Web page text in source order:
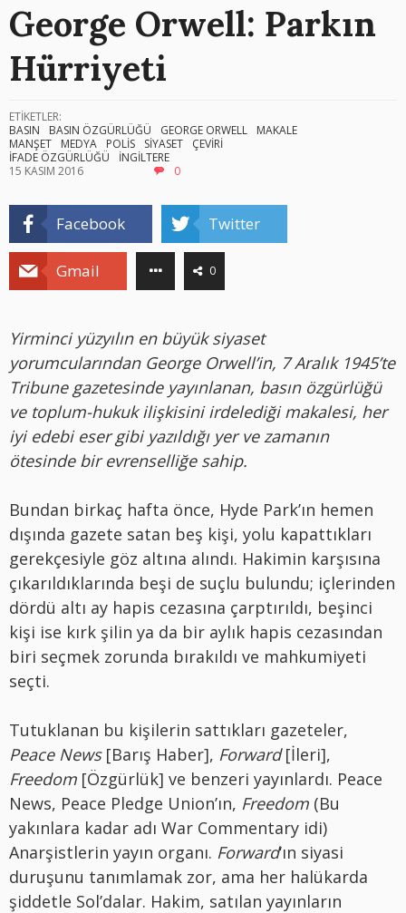
George Orwell: Parkın
Hürriyeti
ETİKETLER:
BASIN
BASIN ÖZGÜRLÜĞÜ GEORGE ORWELL
MAKALE
MANŞET
MEDYA POLİS SİYASET
ÇEVİRİ
İFADE ÖZGÜRLÜĞÜ
İNGİLTERE
15 KASIM 2016
0
Facebook Twitter
Gmail 0
Yirminci yüzyılın en büyük siyaset
yorumcularından George Orwell’in, 7 Aralık 1945’te
Tribune gazetesinde yayınlanan, basın özgürlüğü
ve toplum-hukuk ilişkisini irdelediği makalesi, her
iyi edebi eser gibi yazıldığı yer ve zamanın
ötesinde bir evrenselliğe sahip.
Bundan birkaç hafta önce, Hyde Park’ın hemen
dışında gazete satan beş kişi, yolu kapattıkları
gerekçesiyle göz altına alındı. Hakimin karşısına
çıkarıldıklarında beşi de suçlu bulundu; içlerinden
dördü altı ay hapis cezasına çarptırıldı, beşinci
kişi ise kırk şilin ya da bir aylık hapis cezasından
biri seçmek zorunda bırakıldı ve mahkumiyeti
seçti.
Tutuklanan bu kişilerin sattıkları gazeteler,
Peace News[Barış Haber], Forward[İleri],
Freedom [Özgürlük] ve benzeri yayınlardı. Peace
News, Peace Pledge Union’ın, Freedom (Bu
yakınlara kadar adı War Commentary idi)
Anarşistlerin yayın organı. Forward‘ın siyasi
duruşunu tanımlamak zor, ama her halükarda
şiddetle Sol’dalar. Hakim, satılan yayınların